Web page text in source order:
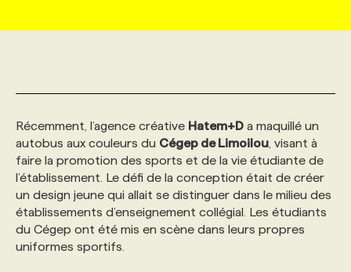
AFFAIRES DE L'INDUSTRIE
INITIATIVES NUMÉRIQUES
PRIX ET DISTINCTIONS
TENDANCES
WEB & MÉDIAS SOCIAUX
MARKETING DURABLE
GEO/SEO
INFOLETTRE PUBLICITÉ
ANNONCEZ AVEC NOUS
CONSULTER LA CVTHÈQUE
PROFIL ENTREPRISE
FAQ
ANNONCEZ AVEC NOUS
VOIR LES OFFRES
PROFIL CANDIDAT
FAQ
ANNONCEZ AVEC NOUS
NOS FORMATIONS EN LIGNE
NOS PARCOURS DE FORMATIONS
FORMATIONS PERSONNALISÉES
NOS FORMATEUR‧RICES
CHASSE DE TÊTE
SERVICE DE CHASSE DE TÊTE
NOS TARIFS
NOS EXPERTISES
Récemment, l’agence créative Hatem+D a maquillé un
autobus aux couleurs du Cégep de Limoilou , visant à
faire la promotion des sports et de la vie étudiante de
l’établissement. Le défi de la conception était de créer
un design jeune qui allait se distinguer dans le milieu des
établissements d’enseignement collégial. Les étudiants
du Cégep ont été mis en scène dans leurs propres
uniformes sportifs.